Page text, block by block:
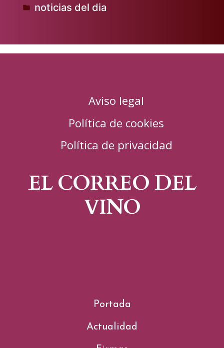
Publicado
noticias del dia
Aviso legal
Política de cookies
Política de privacidad
EL CORREO DEL
VINO
Portada
Actualidad